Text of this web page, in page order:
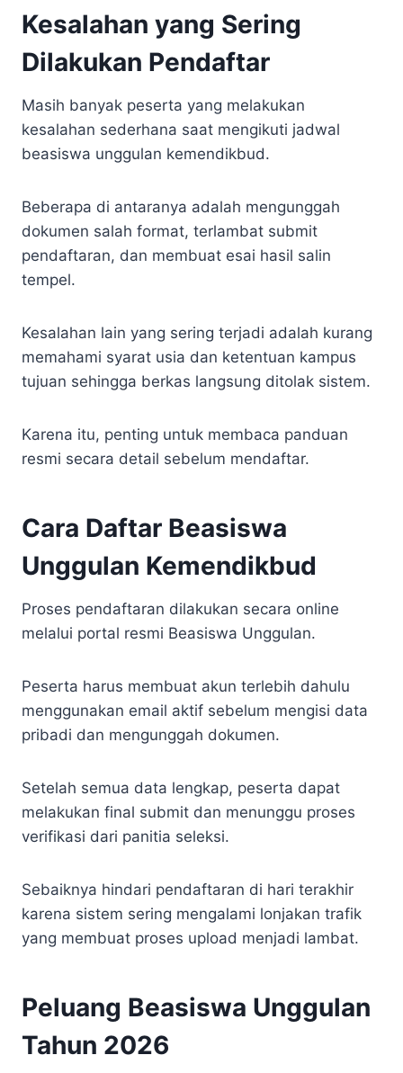
Kesalahan yang Sering
Dilakukan Pendaftar
Masih banyak peserta yang melakukan
kesalahan sederhana saat mengikuti jadwal
beasiswa unggulan kemendikbud.
Beberapa di antaranya adalah mengunggah
dokumen salah format, terlambat submit
pendaftaran, dan membuat esai hasil salin
tempel.
Kesalahan lain yang sering terjadi adalah kurang
memahami syarat usia dan ketentuan kampus
tujuan sehingga berkas langsung ditolak sistem.
Karena itu, penting untuk membaca panduan
resmi secara detail sebelum mendaftar.
Cara Daftar Beasiswa
Unggulan Kemendikbud
Proses pendaftaran dilakukan secara online
melalui portal resmi Beasiswa Unggulan.
Peserta harus membuat akun terlebih dahulu
menggunakan email aktif sebelum mengisi data
pribadi dan mengunggah dokumen.
Setelah semua data lengkap, peserta dapat
melakukan final submit dan menunggu proses
verifikasi dari panitia seleksi.
Sebaiknya hindari pendaftaran di hari terakhir
karena sistem sering mengalami lonjakan trafik
yang membuat proses upload menjadi lambat.
Peluang Beasiswa Unggulan
Tahun 2026